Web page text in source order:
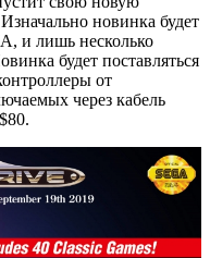
новинка будет
и лишь несколько
будет поставляться
от
через кабель